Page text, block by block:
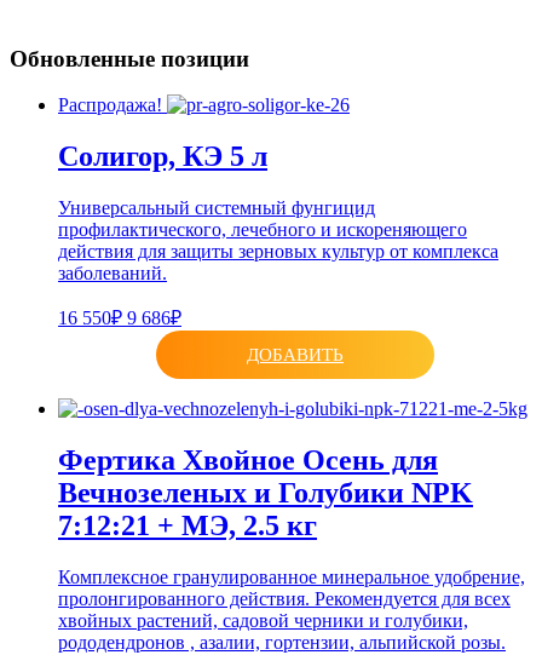
Обновленные позиции
Распродажа!
Солигор, КЭ 5 л
Универсальный системный фунгицид
профилактического, лечебного и искореняющего
действия для защиты зерновых культур от комплекса
заболеваний.
16 550₽ 9 686₽
ДОБАВИТЬ
Фертика Хвойное Осень для
Вечнозеленых и Голубики NPK
7:12:21 + МЭ, 2.5 кг
Комплексное гранулированное минеральное удобрение,
пролонгированного действия. Рекомендуется для всех
хвойных растений, садовой черники и голубики,
рододендронов , азалии, гортензии, альпийской розы.